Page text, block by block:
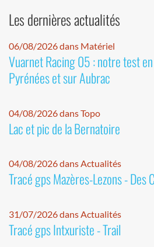
Les dernières actualités
06/08/2026 dans Matériel
Vuarnet Racing 05 : notre test
Pyrénées et sur Aubrac
04/08/2026 dans Topo
Lac et pic de la Bernatoire
04/08/2026 dans Actualités
Tracé gps Mazères-Lezons - Des
31/07/2026 dans Actualités
Tracé gps Intxuriste - Trail